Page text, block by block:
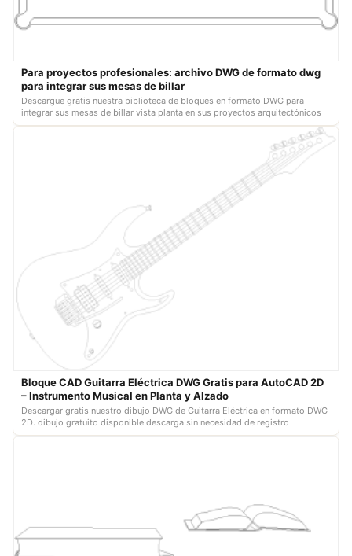
Para proyectos profesionales: archivo DWG de formato dwg
para integrar sus mesas de billar
Descargue gratis nuestra biblioteca de bloques en formato DWG para
integrar sus mesas de billar vista planta en sus proyectos arquitectónicos
Bloque CAD Guitarra Eléctrica DWG Gratis para AutoCAD 2D
– Instrumento Musical en Planta y Alzado
Descargar gratis nuestro dibujo DWG de Guitarra Eléctrica en formato DWG
2D. dibujo gratuito disponible descarga sin necesidad de registro